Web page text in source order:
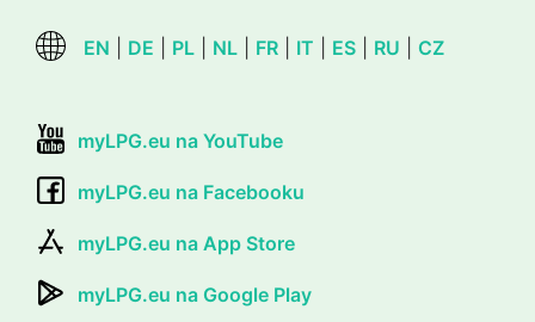
EN DE PL NL FR IT ES RU CZ
myLPG.eu na YouTube
myLPG.eu na Facebooku
myLPG.eu na App Store
myLPG.eu na Google Play